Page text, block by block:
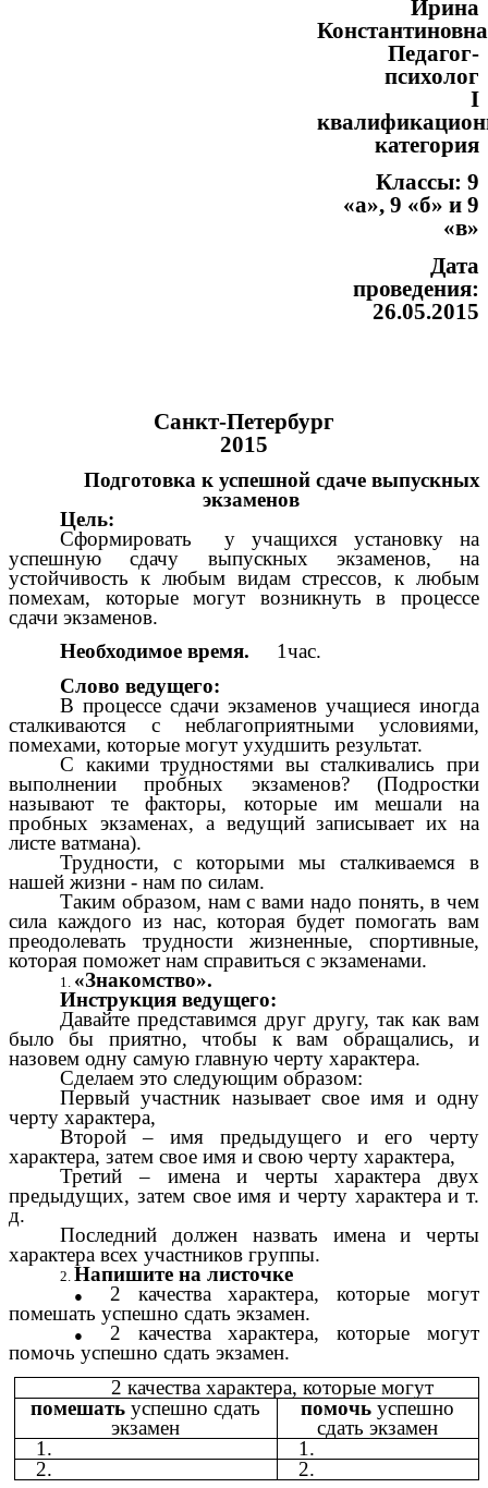
Ирина
Константиновна
Педагог-
психолог
I
категория
Классы: 9
«а», 9 «б» и 9
«в»
Дата
проведения:
26.05.2015
Санкт-Петербург
2015
Подготовка к успешной сдаче выпускных
экзаменов
Цель:
Сформировать у учащихся установку на
успешную сдачу выпускных экзаменов, на
устойчивость к любым видам стрессов, к любым
помехам, которые могут возникнуть в процессе
сдачи экзаменов.
Необходимое время. 1час.
Слово ведущего:
В процессе сдачи экзаменов учащиеся иногда
сталкиваются с неблагоприятными условиями,
помехами, которые могут ухудшить результат.
С какими трудностями вы сталкивались при
выполнении пробных экзаменов? (Подростки
называют те факторы, которые им мешали на
пробных экзаменах, а ведущий записывает их на
листе ватмана).
Трудности, с которыми мы сталкиваемся в
нашей жизни - нам по силам.
Таким образом, нам с вами надо понять, в чем
сила каждого из нас, которая будет помогать вам
преодолевать трудности жизненные, спортивные,
которая поможет нам справиться с экзаменами.
«Знакомство».
Инструкция ведущего:
Давайте представимся друг другу, так как вам
было бы приятно, чтобы к вам обращались, и
назовем одну самую главную черту характера.
Сделаем это следующим образом:
Первый участник называет свое имя и одну
черту характера,
Второй – имя предыдущего и его черту
характера, затем свое имя и свою черту характера,
Третий – имена и черты характера двух
предыдущих, затем свое имя и черту характера и т.
д.
Последний должен назвать имена и черты
характера всех участников группы.
Напишите на листочке
2 качества характера, которые могут
помешать успешно сдать экзамен.
2 качества характера, которые могут
помочь успешно сдать экзамен.
2 качества характера, которые могут
помешать успешно сдать
экзамен
помочьуспешно
сдать экзамен
1.
1.
2.
2.